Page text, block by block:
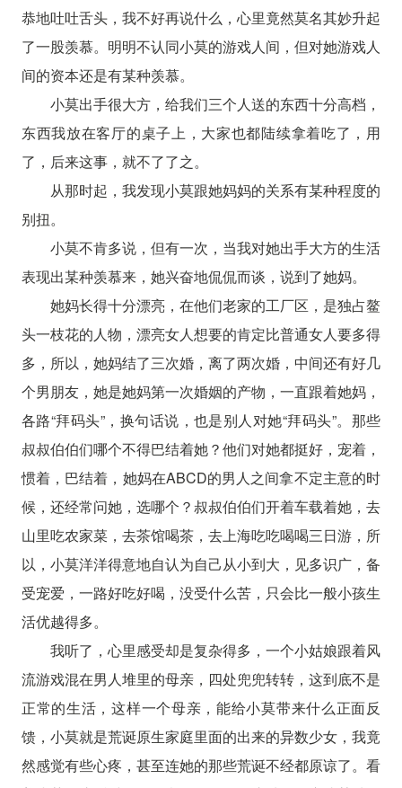
恭地吐吐舌头，我不好再说什么，心里竟然莫名其妙升起
了一股羡慕。明明不认同小莫的游戏人间，但对她游戏人
间的资本还是有某种羡慕。
小莫出手很大方，给我们三个人送的东西十分高档，
东西我放在客厅的桌子上，大家也都陆续拿着吃了，用
了，后来这事，就不了了之。
从那时起，我发现小莫跟她妈妈的关系有某种程度的
别扭。
小莫不肯多说，但有一次，当我对她出手大方的生活
表现出某种羡慕来，她兴奋地侃侃而谈，说到了她妈。
她妈长得十分漂亮，在他们老家的工厂区，是独占鳌
头一枝花的人物，漂亮女人想要的肯定比普通女人要多得
多，所以，她妈结了三次婚，离了两次婚，中间还有好几
个男朋友，她是她妈第一次婚姻的产物，一直跟着她妈，
各路“拜码头”，换句话说，也是别人对她“拜码头”。那些
叔叔伯伯们哪个不得巴结着她？他们对她都挺好，宠着，
惯着，巴结着，她妈在ABCD的男人之间拿不定主意的时
候，还经常问她，选哪个？叔叔伯伯们开着车载着她，去
山里吃农家菜，去茶馆喝茶，去上海吃吃喝喝三日游，所
以，小莫洋洋得意地自认为自己从小到大，见多识广，备
受宠爱，一路好吃好喝，没受什么苦，只会比一般小孩生
活优越得多。
我听了，心里感受却是复杂得多，一个小姑娘跟着风
流游戏混在男人堆里的母亲，四处兜兜转转，这到底不是
正常的生活，这样一个母亲，能给小莫带来什么正面反
馈，小莫就是荒诞原生家庭里面的出来的异数少女，我竟
然感觉有些心疼，甚至连她的那些荒诞不经都原谅了。看